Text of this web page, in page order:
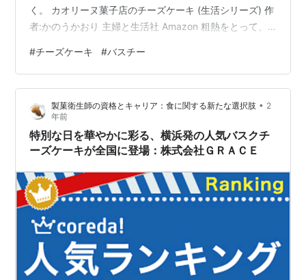
く。 カオリーヌ菓子店のチーズケーキ (生活シリーズ) 作
者:かのうかおり 主婦と生活社 Amazon 粗熱をとって、
目の照りも芸術的だ（自画自賛）。 盛り付けて、赤ワイ
ンと一緒にいただきました。 ランキング参加中ライフス
タイル 美味しくできて良かった。レシピはこちら↓ カオ
リーヌ菓子店のチーズケーキ (生活シリーズ) 作者:かのう
かおり 主婦と生活社 Amazon yomumiru.hat…
#チーズケーキ #バスチー
製菓衛生師の資格とキャリア：食に関する新たな選択肢 • 2
年前
特別な日を華やかに彩る、横浜発の人気バスクチ
ーズケーキが全国に登場：株式会社ＧＲＡＣＥ